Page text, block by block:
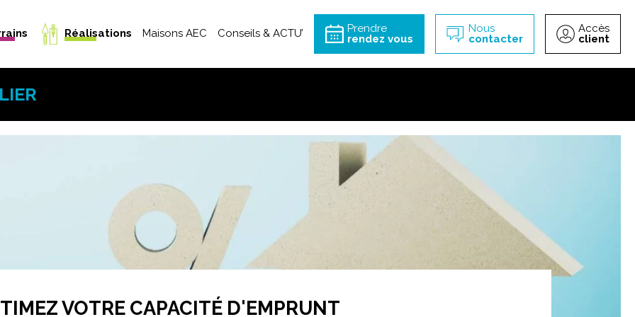
Aller au contenu principal
Réalisations
Maisons livrées
Maisons AEC Conseils & ACTU’
Prendre
rendez vous
Nous
contacter
Accès
client
VOTRE CAPACITÉ D'EMPRUNT